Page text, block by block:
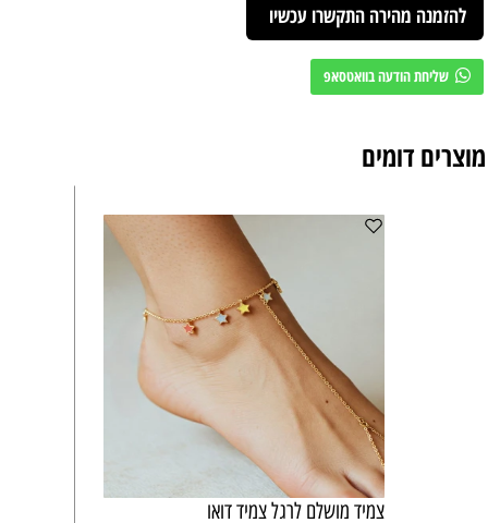
להזמנה מהירה התקשרו עכשיו
שליחת הודעה בוואטסאפ
מוצרים דומים
צמיד מושלם לרגל צמיד דואו